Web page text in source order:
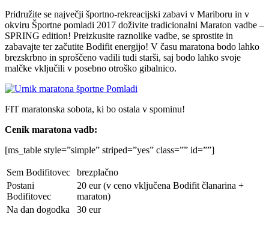
Pridružite se največji športno-rekreacijski zabavi v Mariboru in v
okviru Športne pomladi 2017 doživite tradicionalni Maraton vadbe –
SPRING edition! Preizkusite raznolike vadbe, se sprostite in
zabavajte ter začutite Bodifit energijo! V času maratona bodo lahko
brezskrbno in sproščeno vadili tudi starši, saj bodo lahko svoje
malčke vključili v posebno otroško gibalnico.
FIT maratonska sobota, ki bo ostala v spominu!
Cenik maratona vadb:
[ms_table style=”simple” striped=”yes” class=”” id=””]
Sem Bodifitovec
brezplačno
Postani
Bodifitovec
20 eur (v ceno vključena Bodifit članarina +
maraton)
Na dan dogodka
30 eur